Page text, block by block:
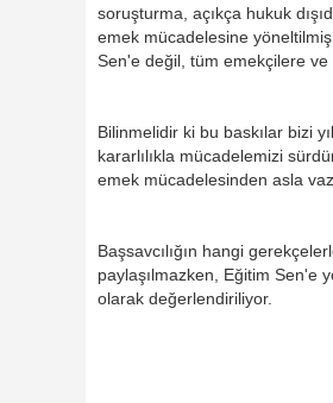
soruşturma, açıkça hukuk
emek mücadelesine yöneltilmiş
Sen'e değil, tüm emekçilere
Bilinmelidir ki bu baskılar bizi
kararlılıkla mücadelemizi
emek mücadelesinden asla
Başsavcılığın hangi
paylaşılmazken, Eğitim Sen'e
olarak değerlendiriliyor.